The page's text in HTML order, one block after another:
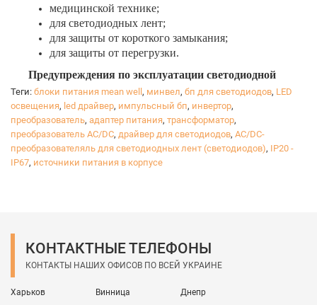
медицинской технике;
для светодиодных лент;
для защиты от короткого замыкания;
для защиты от перегрузки.
Предупреждения по эксплуатации светодиодной
продукции:
1. Не допускать механических повреждений.
2. Правильно оценивать технические возможности
светодиодов при решении конструкторских задач.
3. Правильно учитывать потребляемую мощность
при расчёте нагрузки на сеть.
Вольт.
7. Напряжение питания должно быть постоянным,
8. При получении товара удостовериться в
Теги: блоки питания mean well, минвел, бп для светодиодов, LED
освещения, led драйвер, импульсный бп, инвертор,
преобразователь, адаптер питания, трансформатор,
преобразователь AC/DC, драйвер для светодиодов, AC/DC-
преобразователяль для светодиодных лент (светодиодов), IP20 -
IP67, источники питания в корпусе
КОНТАКТНЫЕ ТЕЛЕФОНЫ
КОНТАКТЫ НАШИХ ОФИСОВ ПО ВСЕЙ УКРАИНЕ
Харьков Винница Днепр